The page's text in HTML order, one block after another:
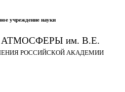
учреждение науки
им. В.Е.
РОССИЙСКОЙ АКАДЕМИИ